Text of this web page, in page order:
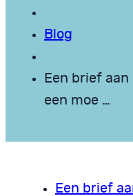
Blog
Een brief
een moe …
Een brief